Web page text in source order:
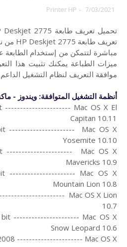
7/03/2021
-
Printer HP
تحميل تعريف طابعة HP Deskjet 2775 لويندوز 7/8/10، و
تعريف طابعة HP Deskjet 2775 من
مباشرة لتتمكن من إستخدام
ميزات الطباعة يمكنك تثبيت هذا
موافقة التعريف لنظام التشغيل
أنظمة التشغيل المتوافقة: ويندوز -
---------------------- Mac OS X El
Capitan 10.11
---------------------- Mac OS X
Yosemite 10.10
---------------------- Mac OS X
Mavericks 10.9
---------------------- Mac OS X
Mountain Lion 10.8
Mac OS X Lion
10.7
---------------------- Mac OS X
Snow Leopard 10.6
---------------------- Mac OS X